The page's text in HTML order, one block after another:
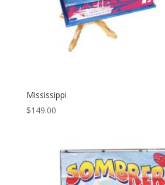
Mississippi
$149.00